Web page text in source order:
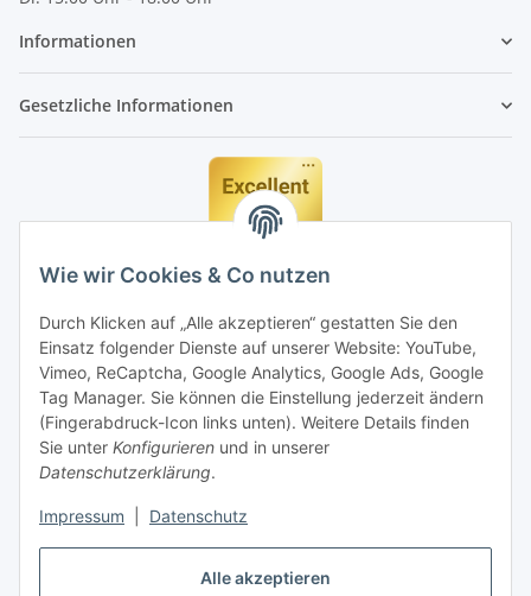
Alle akzeptieren
Wie wir Cookies & Co nutzen
Durch Klicken auf „Alle akzeptieren“ gestatten Sie den
Einsatz folgender Dienste auf unserer Website: YouTube,
Vimeo, ReCaptcha, Google Analytics, Google Ads, Google
Tag Manager. Sie können die Einstellung jederzeit ändern
(Fingerabdruck-Icon links unten). Weitere Details finden
Sie unter Konfigurieren und in unserer
Datenschutzerklärung.
Impressum Datenschutz
Informationen
Gesetzliche Informationen
Vertrag widerrufen